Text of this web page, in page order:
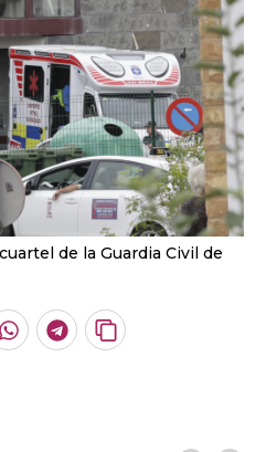
de la Guardia Civil de
Whatsapp
Telegram
Copiar